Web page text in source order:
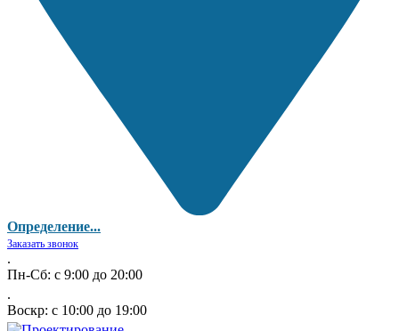
Определение...
Заказать звонок
.
Пн-Сб: с 9:00 до 20:00
.
Воскр: с 10:00 до 19:00